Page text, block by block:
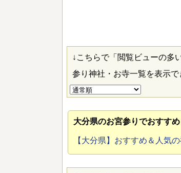
↓こちらで「閲覧ビューの多
参り神社・お寺一覧を表示
大分県のお宮参りでおすす
【大分県】おすすめ＆人気